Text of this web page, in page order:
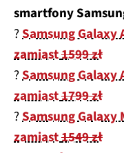
smartfony
?Samsung Galaxy
zamiast1599 zł
?Samsung Galaxy
zamiast1799 zł
?Samsung Galaxy
zamiast1549 zł